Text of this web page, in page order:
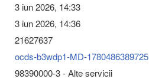
3 iun 2026, 14:33
3 iun 2026, 14:36
21627637
ocds-b3wdp1-MD-1780486389725
98390000-3 - Alte servicii